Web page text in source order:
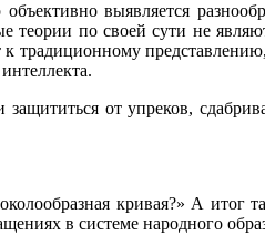
выявляется
теории по своей сути не
традиционному
от упреков,
кривая?» А
в системе народного